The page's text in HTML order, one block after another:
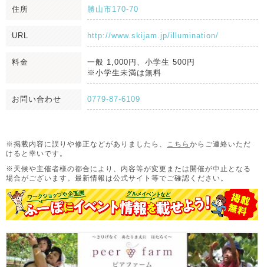
住所 勝山市170-70
URL http://www.skijam.jp/illumination/
料金
一般 1,000円、小学生 500円
※小学生未満は無料
お問い合わせ 0779-87-6109
※掲載内容に誤りや修正などがありましたら、 こちら からご連絡いただ
けると幸いです。
※天候や主催者様の都合により、内容等が変更または開催が中止となる
場合がございます。 最新情報は公式サイト等でご確認ください。